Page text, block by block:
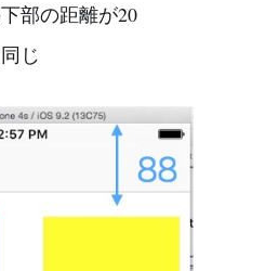
部の距離が20
じ